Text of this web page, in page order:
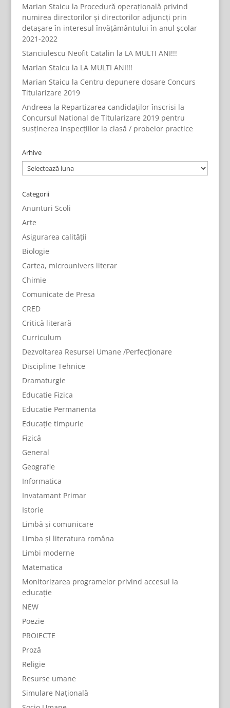
Marian Staicu la Procedură operațională privind
numirea directorilor și directorilor adjuncți prin
detașare în interesul învățământului în anul școlar
2021-2022
Stanciulescu Neofit Catalin la LA MULTI ANI!!!
Marian Staicu la LA MULTI ANI!!!
Marian Staicu la Centru depunere dosare Concurs
Titularizare 2019
Andreea la Repartizarea candidaților înscrisi la
Concursul National de Titularizare 2019 pentru
susținerea inspecțiilor la clasă / probelor practice
Arhive
Arhive
Categorii
Anunturi Scoli
Arte
Asigurarea calității
Biologie
Cartea, microunivers literar
Chimie
Comunicate de Presa
CRED
Critică literară
Curriculum
Dezvoltarea Resursei Umane /Perfecționare
Discipline Tehnice
Dramaturgie
Educatie Fizica
Educatie Permanenta
Educație timpurie
Fizică
General
Geografie
Informatica
Invatamant Primar
Istorie
Limbă și comunicare
Limba și literatura româna
Limbi moderne
Matematica
Monitorizarea programelor privind accesul la
educație
NEW
Poezie
PROIECTE
Proză
Religie
Resurse umane
Simulare Națională